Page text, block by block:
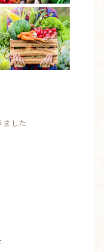
ました